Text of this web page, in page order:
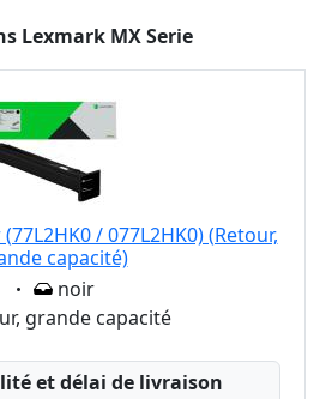
Lexmark MX Serie
/ 077L2HK0) (Retour,
capacité)
Eigenschaft:
noir
grande capacité
et délai de livraison